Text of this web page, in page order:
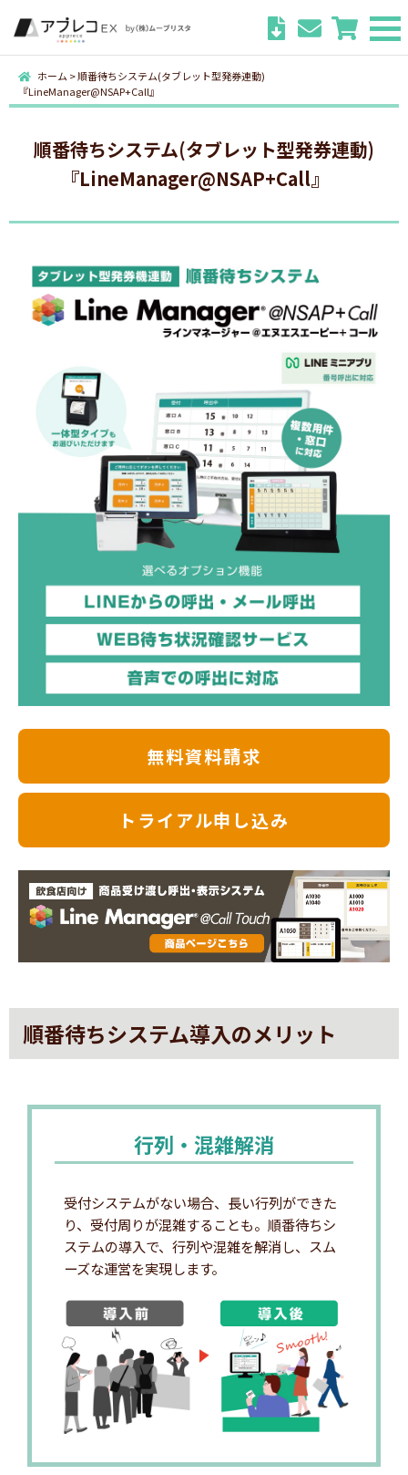
ホーム >順番待ちシステム(タブレット型発券連動)
『LineManager@NSAP+Call』
順番待ちシステム(タブレット型発券連動)
『LineManager@NSAP+Call』
無料資料請求
トライアル申し込み
順番待ちシステム導入のメリット
行列・混雑解消
受付システムがない場合、長い行列ができた
り、受付周りが混雑することも。順番待ちシ
ステムの導入で、行列や混雑を解消し、スム
ーズな運営を実現します。